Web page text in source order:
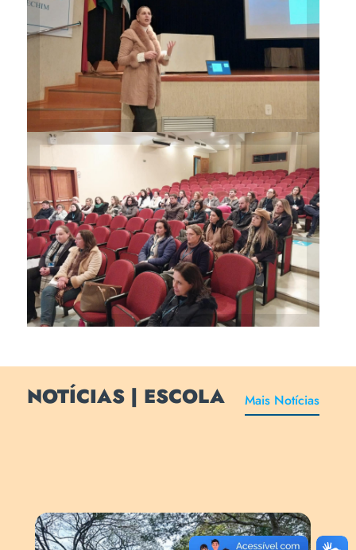
Psiquiatra Mariusca Racheviski
orientou educadores sobre os
transtornos mais presentes nas
salas de aula
Formação reuniu professores e
funcionários da Escola
NOTÍCIAS | ESCOLA Mais Notícias